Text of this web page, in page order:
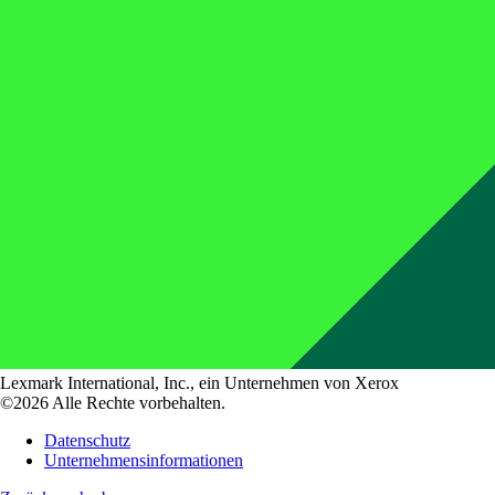
Lexmark International, Inc., ein Unternehmen von Xerox
©2026 Alle Rechte vorbehalten.
Datenschutz
Unternehmensinformationen